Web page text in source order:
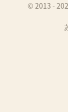
© 2013 -